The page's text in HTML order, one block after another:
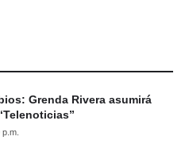
Grenda Rivera asumirá